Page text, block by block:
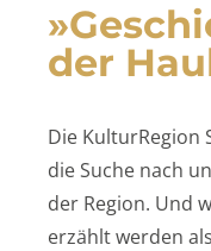
der
Die KulturRegion
die Suche nach
der Region. Und
erzählt werden